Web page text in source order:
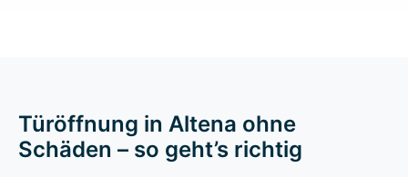
Türöffnung in Altena ohne
Schäden – so geht’s richtig